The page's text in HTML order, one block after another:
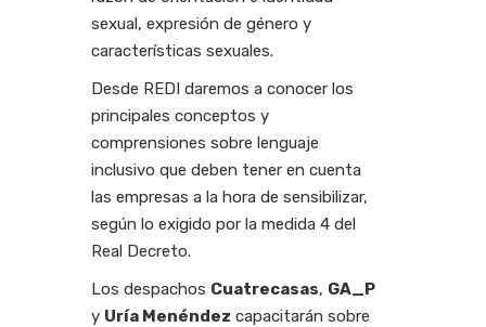
sexual, expresión de género y
características sexuales.
Desde REDI daremos a conocer los
principales conceptos y
comprensiones sobre lenguaje
inclusivo que deben tener en cuenta
las empresas a la hora de sensibilizar,
según lo exigido por la medida 4 del
Real Decreto.
Los despachos Cuatrecasas, GA_P
y Uría Menéndez capacitarán sobre